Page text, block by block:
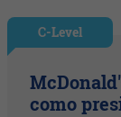
C-Level
como